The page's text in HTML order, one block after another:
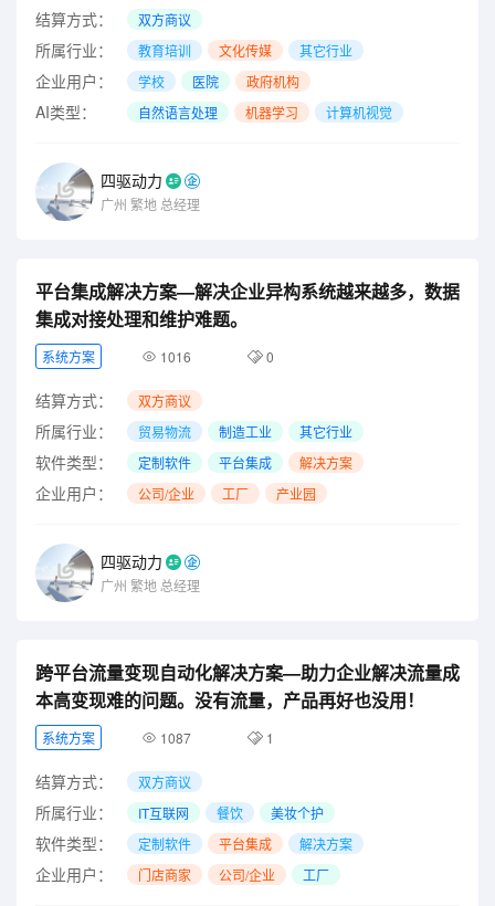
结算方式： 双方商议
所属行业： 教育培训 文化传媒 其它行业
企业用户： 学校 医院 政府机构
AI类型： 自然语言处理 机器学习 计算机视觉
四驱动力
广州 繁地 总经理
平台集成解决方案—解决企业异构系统越来越多，数据
集成对接处理和维护难题。
系统方案 1016 0
结算方式： 双方商议
所属行业： 贸易物流 制造工业 其它行业
软件类型： 定制软件 平台集成 解决方案
企业用户： 公司/企业 工厂 产业园
四驱动力
广州 繁地 总经理
跨平台流量变现自动化解决方案—助力企业解决流量成
本高变现难的问题。没有流量，产品再好也没用！
系统方案 1087 1
结算方式： 双方商议
所属行业： IT互联网 餐饮 美妆个护
软件类型： 定制软件 平台集成 解决方案
企业用户： 门店商家 公司/企业 工厂